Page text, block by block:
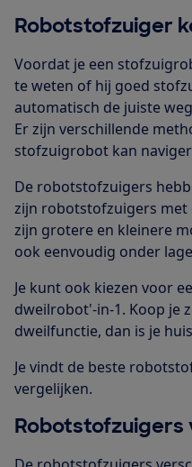
Robotstofzuiger
Voordat je een
te weten of hij goed
automatisch de juiste
Er zijn verschillende
stofzuigrobot kan
De robotstofzuigers
zijn robotstofzuigers met
zijn grotere en kleinere
ook eenvoudig onder
Je kunt ook kiezen voor
dweilrobot'-in-1. Koop je
dweilfunctie, dan is je
Je vindt de beste
vergelijken.
Robotstofzuigers